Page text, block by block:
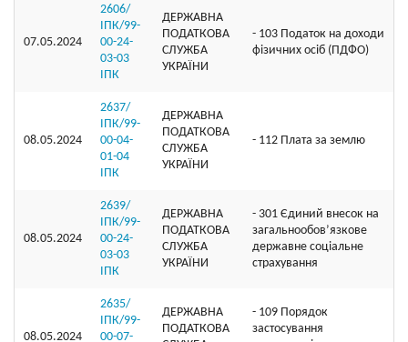
07.05.2024
2606/
ІПК/99-
00-24-
03-03
ІПК
ДЕРЖАВНА
ПОДАТКОВА
СЛУЖБА
УКРАЇНИ
- 103 Податок на доходи
фізичних осіб (ПДФО)
08.05.2024
2637/
ІПК/99-
00-04-
01-04
ІПК
ДЕРЖАВНА
ПОДАТКОВА
СЛУЖБА
УКРАЇНИ
- 112 Плата за землю
08.05.2024
2639/
ІПК/99-
00-24-
03-03
ІПК
ДЕРЖАВНА
ПОДАТКОВА
СЛУЖБА
УКРАЇНИ
- 301 Єдиний внесок на
загальнообов’язкове
державне соціальне
страхування
08.05.2024
2635/
ІПК/99-
00-07-
ДЕРЖАВНА
ПОДАТКОВА
- 109 Порядок
застосування